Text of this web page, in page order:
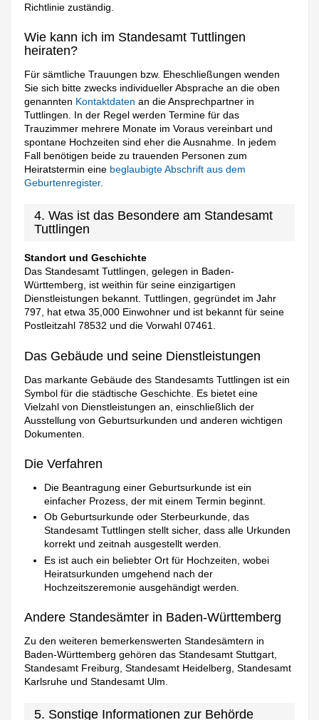
Richtlinie zuständig.
Wie kann ich im Standesamt Tuttlingen
heiraten?
Für sämtliche Trauungen bzw. Eheschließungen wenden
Sie sich bitte zwecks individueller Absprache an die oben
genannten Kontaktdaten an die Ansprechpartner in
Tuttlingen. In der Regel werden Termine für das
Trauzimmer mehrere Monate im Voraus vereinbart und
spontane Hochzeiten sind eher die Ausnahme. In jedem
Fall benötigen beide zu trauenden Personen zum
Heiratstermin eine beglaubigte Abschrift aus dem
Geburtenregister.
4. Was ist das Besondere am Standesamt
Tuttlingen
Standort und Geschichte
Das Standesamt Tuttlingen, gelegen in Baden-
Württemberg, ist weithin für seine einzigartigen
Dienstleistungen bekannt. Tuttlingen, gegründet im Jahr
797, hat etwa 35,000 Einwohner und ist bekannt für seine
Postleitzahl 78532 und die Vorwahl 07461.
Das Gebäude und seine Dienstleistungen
Das markante Gebäude des Standesamts Tuttlingen ist ein
Symbol für die städtische Geschichte. Es bietet eine
Vielzahl von Dienstleistungen an, einschließlich der
Ausstellung von Geburtsurkunden und anderen wichtigen
Dokumenten.
Die Verfahren
Die Beantragung einer Geburtsurkunde ist ein
einfacher Prozess, der mit einem Termin beginnt.
Ob Geburtsurkunde oder Sterbeurkunde, das
Standesamt Tuttlingen stellt sicher, dass alle Urkunden
korrekt und zeitnah ausgestellt werden.
Es ist auch ein beliebter Ort für Hochzeiten, wobei
Heiratsurkunden umgehend nach der
Hochzeitszeremonie ausgehändigt werden.
Andere Standesämter in Baden-Württemberg
Zu den weiteren bemerkenswerten Standesämtern in
Baden-Württemberg gehören das Standesamt Stuttgart,
Standesamt Freiburg, Standesamt Heidelberg, Standesamt
Karlsruhe und Standesamt Ulm.
5. Sonstige Informationen zur Behörde